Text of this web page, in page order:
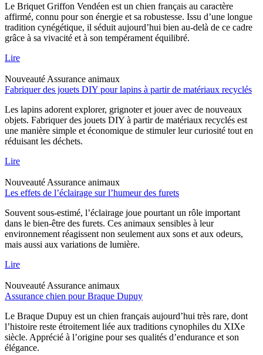
Le Briquet Griffon Vendéen est un chien français au caractère
affirmé, connu pour son énergie et sa robustesse. Issu d’une longue
tradition cynégétique, il séduit aujourd’hui bien au-delà de ce cadre
grâce à sa vivacité et à son tempérament équilibré.
Lire
Nouveauté Assurance animaux
Fabriquer des jouets DIY pour lapins à partir de matériaux recyclés
Les lapins adorent explorer, grignoter et jouer avec de nouveaux
objets. Fabriquer des jouets DIY à partir de matériaux recyclés est
une manière simple et économique de stimuler leur curiosité tout en
réduisant les déchets.
Lire
Nouveauté Assurance animaux
Les effets de l’éclairage sur l’humeur des furets
Souvent sous-estimé, l’éclairage joue pourtant un rôle important
dans le bien-être des furets. Ces animaux sensibles à leur
environnement réagissent non seulement aux sons et aux odeurs,
mais aussi aux variations de lumière.
Lire
Nouveauté Assurance animaux
Assurance chien pour Braque Dupuy
Le Braque Dupuy est un chien français aujourd’hui très rare, dont
l’histoire reste étroitement liée aux traditions cynophiles du XIXe
siècle. Apprécié à l’origine pour ses qualités d’endurance et son
élégance.